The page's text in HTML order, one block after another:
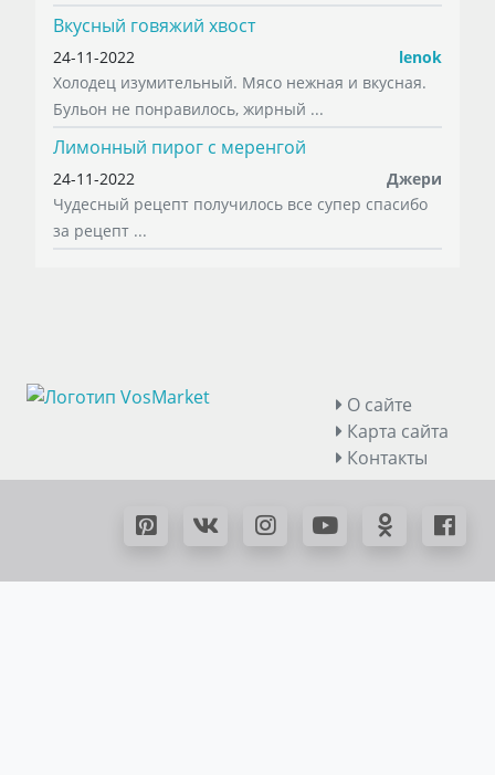
Вкусный говяжий хвост
24-11-2022
lenok
Холодец изумительный. Мясо нежная и вкусная.
Бульон не понравилось, жирный ...
Лимонный пирог с меренгой
24-11-2022
Джери
Чудесный рецепт получилось все супер спасибо
за рецепт ...
О сайте
Карта сайта
Контакты